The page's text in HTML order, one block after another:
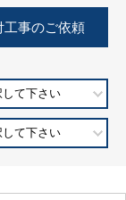
工事のご依頼
して下さい
して下さい